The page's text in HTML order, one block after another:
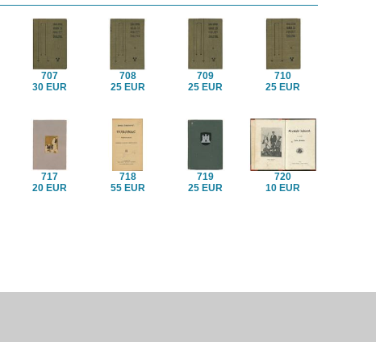
707
30 EUR
708
25 EUR
709
25 EUR
710
25 EUR
717
20 EUR
718
55 EUR
719
25 EUR
720
10 EUR